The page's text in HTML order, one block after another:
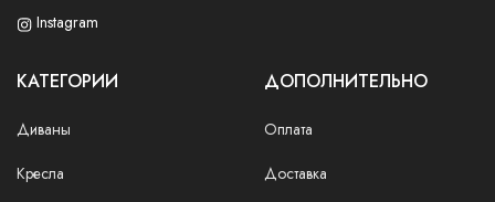
Instagram
КАТЕГОРИИ
Диваны
Кресла
ДОПОЛНИТЕЛЬНО
Оплата
Доставка